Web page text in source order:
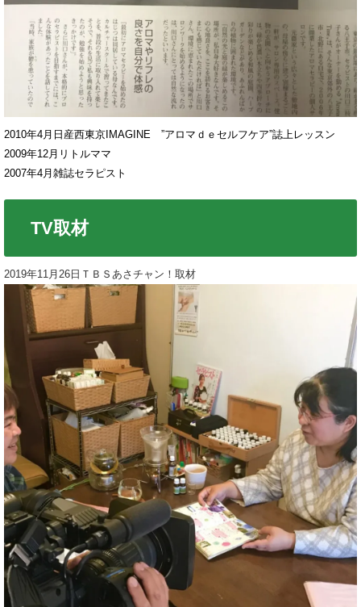
2010年4月日産西東京IMAGINE ”アロマｄｅセルフケア”誌上レッスン
2009年12月リトルママ
2007年4月雑誌セラピスト
TV取材
2019年11月26日ＴＢＳあさチャン！取材